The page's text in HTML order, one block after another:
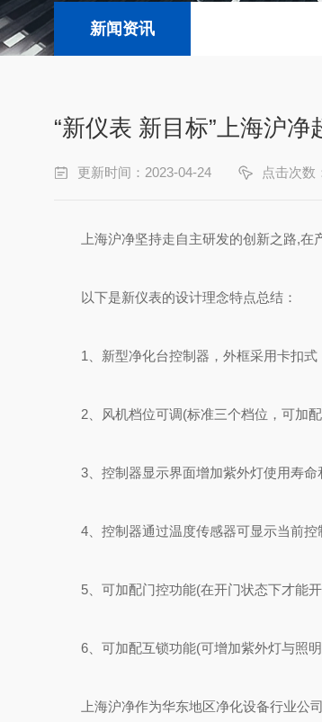
新闻资讯
“新仪表 新目标”上海沪
更新时间：2023-04-24 点击次数
上海沪净坚持走自主研发的创新之路,在产
以下是新仪表的设计理念特点总结：
1、新型净化台控制器，外框采用卡扣式
2、风机档位可调(标准三个档位，可加配
3、控制器显示界面增加紫外灯使用寿命
4、控制器通过温度传感器可显示当前控
5、可加配门控功能(在开门状态下才能开
6、可加配互锁功能(可增加紫外灯与照明
上海沪净作为华东地区净化设备行业公司